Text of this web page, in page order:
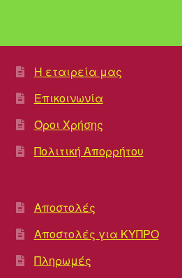
Η εταιρεία μας
Επικοινωνία
Όροι Χρήσης
Πολιτική Απορρήτου
Αποστολές
Αποστολές για ΚΥΠΡΟ
Πληρωμές